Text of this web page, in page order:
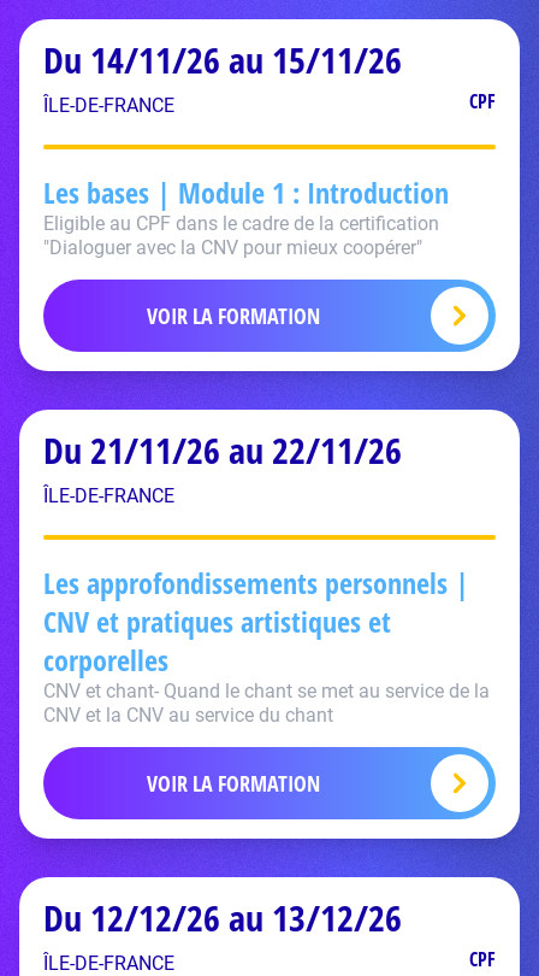
Du 14/11/26 au 15/11/26
ÎLE-DE-FRANCE CPF
Les bases | Module 1 : Introduction
Eligible au CPF dans le cadre de la certification
"Dialoguer avec la CNV pour mieux coopérer"
VOIR LA FORMATION
Du 21/11/26 au 22/11/26
ÎLE-DE-FRANCE
Les approfondissements personnels |
CNV et pratiques artistiques et
corporelles
CNV et chant- Quand le chant se met au service de la
CNV et la CNV au service du chant
VOIR LA FORMATION
Du 12/12/26 au 13/12/26
ÎLE-DE-FRANCE CPF